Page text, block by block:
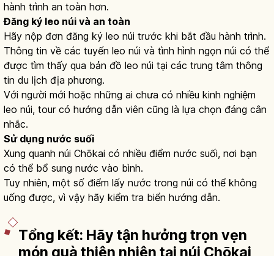
hành trình an toàn hơn.
Đăng ký leo núi và an toàn
Hãy nộp đơn đăng ký leo núi trước khi bắt đầu hành trình.
Thông tin về các tuyến leo núi và tình hình ngọn núi có thể
được tìm thấy qua bản đồ leo núi tại các trung tâm thông
tin du lịch địa phương.
Với người mới hoặc những ai chưa có nhiều kinh nghiệm
leo núi, tour có hướng dẫn viên cũng là lựa chọn đáng cân
nhắc.
Sử dụng nước suối
Xung quanh núi Chōkai có nhiều điểm nước suối, nơi bạn
có thể bổ sung nước vào bình.
Tuy nhiên, một số điểm lấy nước trong núi có thể không
uống được, vì vậy hãy kiểm tra biển hướng dẫn.
Tổng kết: Hãy tận hưởng trọn vẹn
món quà thiên nhiên tại núi Chōkai